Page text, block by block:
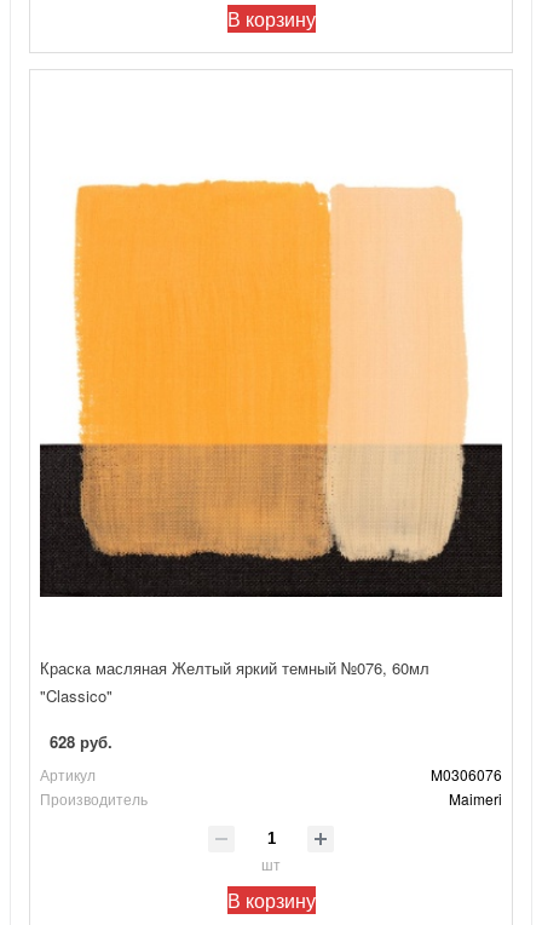
В корзину
Краска масляная Желтый яркий темный №076, 60мл
"Classico"
628 руб.
Артикул
M0306076
Производитель
Maimeri
шт
В корзину